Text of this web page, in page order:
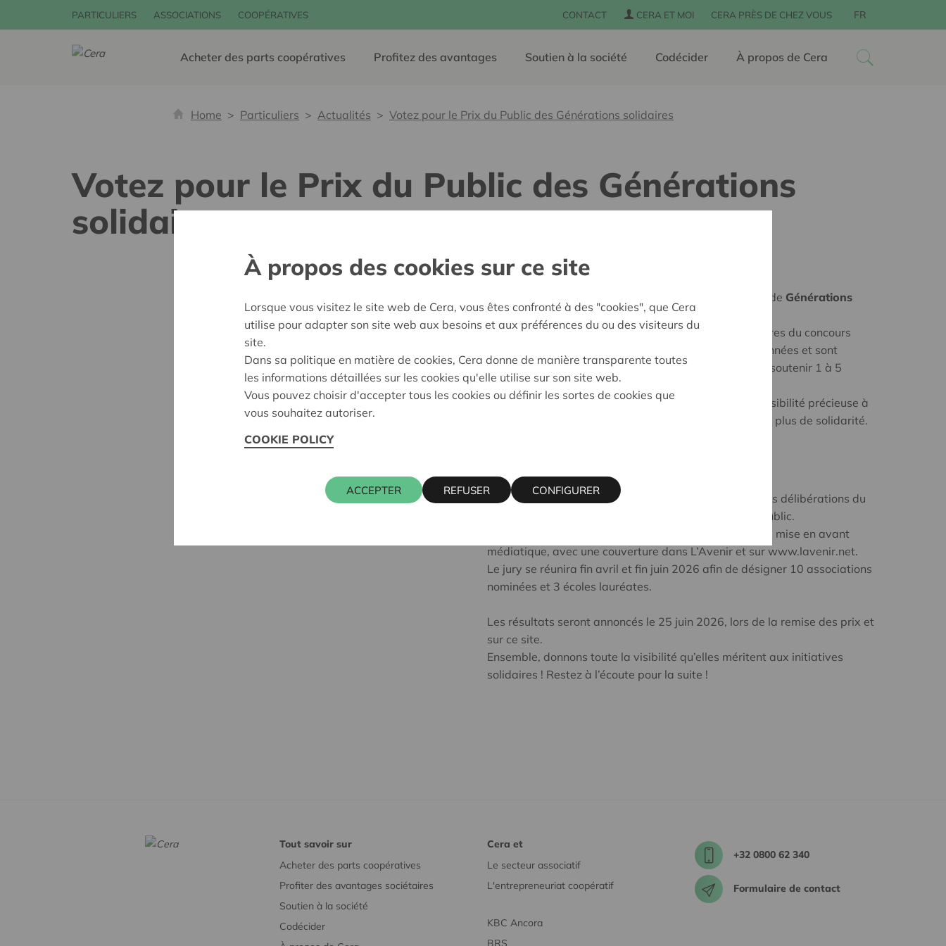
PARTICULIERS ASSOCIATIONS COOPÉRATIVES CONTACT CERA ET MOI CERA PRÈS DE CHEZ VOUS FR
Acheter des parts coopératives Profitez des avantages Soutien à la société Codécider À propos de Cera
Home Particuliers Actualités Votez pour le Prix du Public des Générations solidaires
Votez pour le Prix du Public des Générations
solidaires
15 avril 2026
pour le Prix du Public de Générations
solidaires !
Dans le cadre de la 10ᵉ édition de l’appel à candidatures du concours
Générations solidaires, 170 initiatives ont été sélectionnées et sont
désormais soumises au vote du public. Chacun·e peut soutenir 1 à 5
projets de son choix, jusqu’au 17 juin 2026
En participant à ce vote, vous contribuez à offrir une visibilité précieuse à
des initiatives engagées qui œuvrent chaque jour pour plus de solidarité.
Les votes du public ne sont pas pris en compte dans les délibérations du
jury, mais ils donnent lieu à une mention spéciale du public.
Le projet qui récoltera le plus de voix bénéficiera d’une mise en avant
médiatique, avec une couverture dans L’Avenir et sur www.lavenir.net.
Le jury se réunira fin avril et fin juin 2026 afin de désigner 10 associations
nominées et 3 écoles lauréates.
Les résultats seront annoncés le 25 juin 2026, lors de la remise des prix et
sur ce site.
Ensemble, donnons toute la visibilité qu’elles méritent aux initiatives
solidaires ! Restez à l’écoute pour la suite !
Tout savoir sur
Acheter des parts coopératives
Profiter des avantages sociétaires
Soutien à la société
Codécider
Cera et
Le secteur associatif
L'entrepreneuriat coopératif
KBC Ancora
BRS
+32 0800 62 340
Formulaire de contact
À propos des cookies sur ce site
Lorsque vous visitez le site web de Cera, vous êtes confronté à des "cookies", que Cera
utilise pour adapter son site web aux besoins et aux préférences du ou des visiteurs du
site.
Dans sa politique en matière de cookies, Cera donne de manière transparente toutes
les informations détaillées sur les cookies qu'elle utilise sur son site web.
Vous pouvez choisir d'accepter tous les cookies ou définir les sortes de cookies que
vous souhaitez autoriser.
COOKIE POLICY
ACCEPTER REFUSER CONFIGURER